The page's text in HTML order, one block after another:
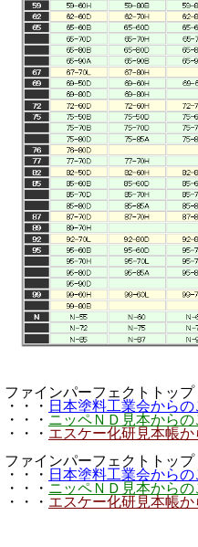
ファインパーフェクトトップ
・・・ 日本塗料工業会から
・・・ ニッペＮＤ見本から
・・・ エスケー化研見本帳
ファインパーフェクトトップ
・・・ 日本塗料工業会から
・・・ ニッペＮＤ見本から
・・・ エスケー化研見本帳